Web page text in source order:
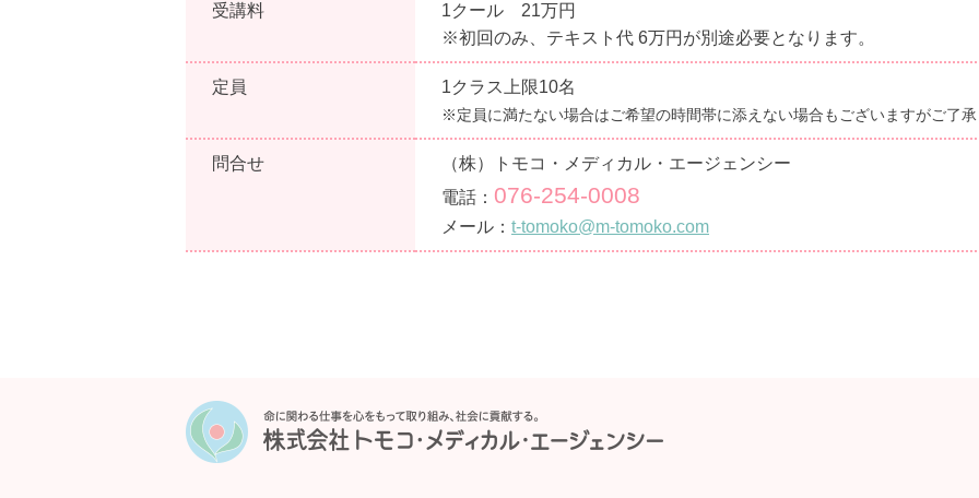
受講料
1クール 21万円
※初回のみ、テキスト代 6万円が別途必要となります。
定員 1クラス上限10名
※定員に満たない場合はご希望の時間帯に添えない場合もございますがご了
問合せ
（株）トモコ・メディカル・エージェンシー
電話： 076-254-0008
メール： t-tomoko@m-tomoko.com